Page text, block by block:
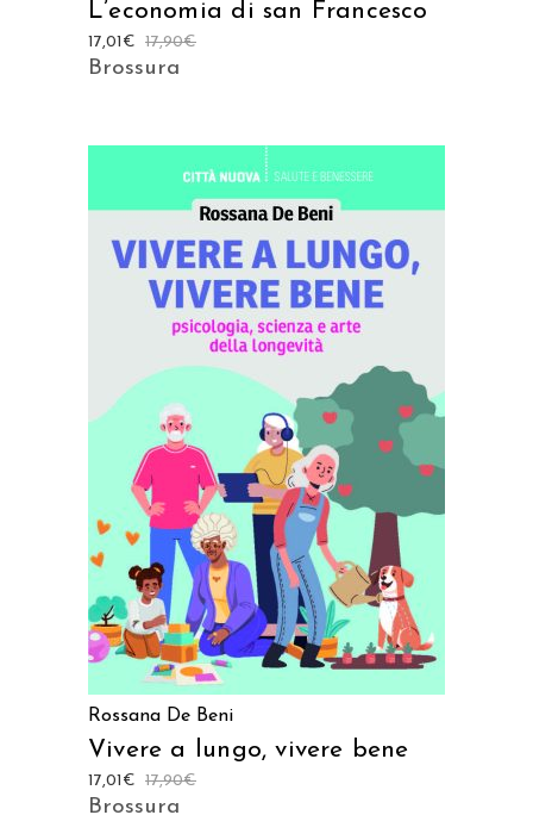
L’economia di san Francesco
17,90€
17,01 €
Brossura
AGGIUNGI AL CARRELLO
Rossana De Beni
Vivere a lungo, vivere bene
17,90€
17,01 €
Brossura